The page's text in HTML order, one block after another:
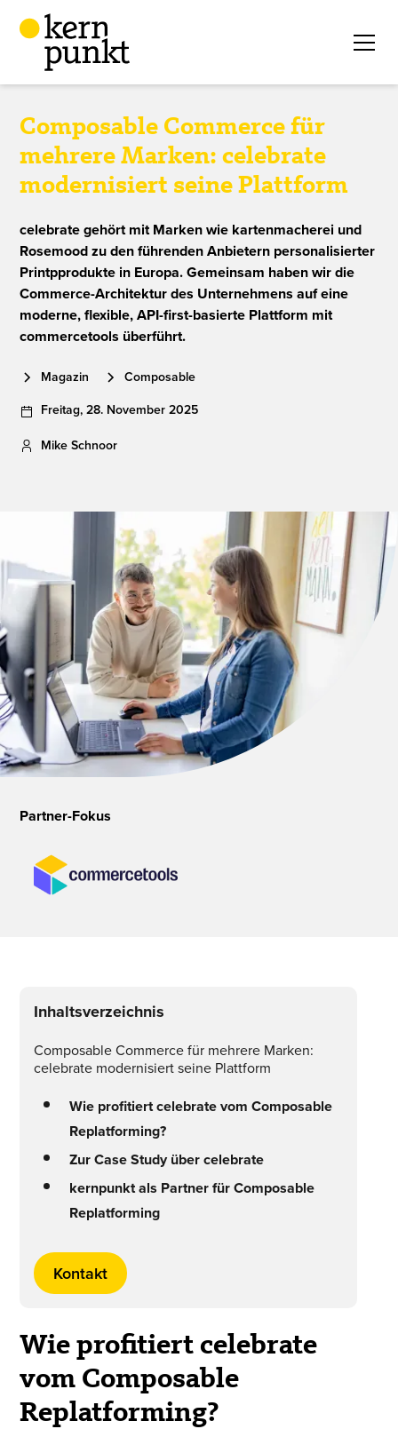
Composable Commerce für
mehrere Marken: celebrate
modernisiert seine Plattform
celebrate gehört mit Marken wie kartenmacherei und
Rosemood zu den führenden Anbietern personalisierter
Printpprodukte in Europa. Gemeinsam haben wir die
Commerce-Architektur des Unternehmens auf eine
moderne, flexible, API-first-basierte Plattform mit
commercetools überführt.
Magazin
Composable
Freitag,28. November 2025
Mike Schnoor
Partner-Fokus
Inhaltsverzeichnis
Composable Commerce für mehrere Marken:
celebrate modernisiert seine Plattform
Wie profitiert celebrate vom Composable
Replatforming?
Zur Case Study über celebrate
kernpunkt als Partner für Composable
Replatforming
Kontakt
Wie profitiert celebrate
vom Composable
Replatforming?